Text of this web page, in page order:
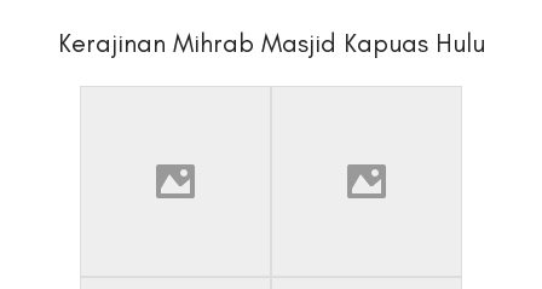
Kerajinan Mihrab Masjid Kapuas Hulu